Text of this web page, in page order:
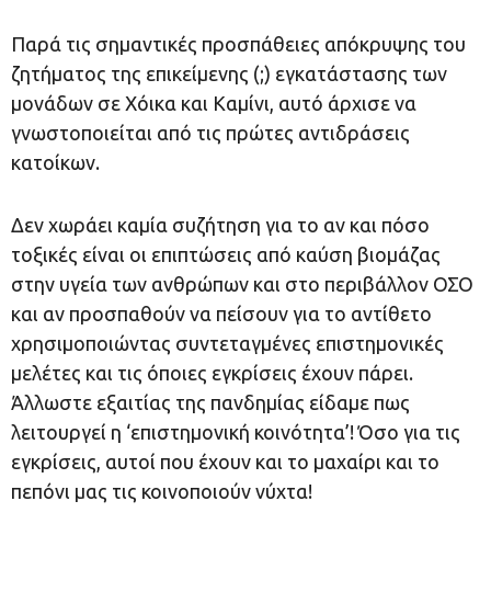
Παρά τις σημαντικές προσπάθειες απόκρυψης του
ζητήματος της επικείμενης (;) εγκατάστασης των
μονάδων σε Χόικα και Καμίνι, αυτό άρχισε να
γνωστοποιείται από τις πρώτες αντιδράσεις
κατοίκων.
Δεν χωράει καμία συζήτηση για το αν και πόσο
τοξικές είναι οι επιπτώσεις από καύση βιομάζας
στην υγεία των ανθρώπων και στο περιβάλλον ΟΣΟ
και αν προσπαθούν να πείσουν για το αντίθετο
χρησιμοποιώντας συντεταγμένες επιστημονικές
μελέτες και τις όποιες εγκρίσεις έχουν πάρει.
Άλλωστε εξαιτίας της πανδημίας είδαμε πως
λειτουργεί η ‘επιστημονική κοινότητα’! Όσο για τις
εγκρίσεις, αυτοί που έχουν και το μαχαίρι και το
πεπόνι μας τις κοινοποιούν νύχτα!